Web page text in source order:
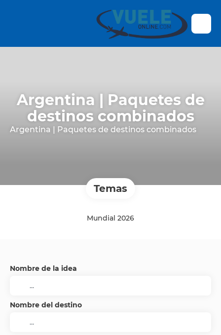
Argentina | Paquetes de
destinos combinados
Argentina | Paquetes de destinos combinados
Temas
Mundial 2026
Nombre de la idea
Nombre del destino